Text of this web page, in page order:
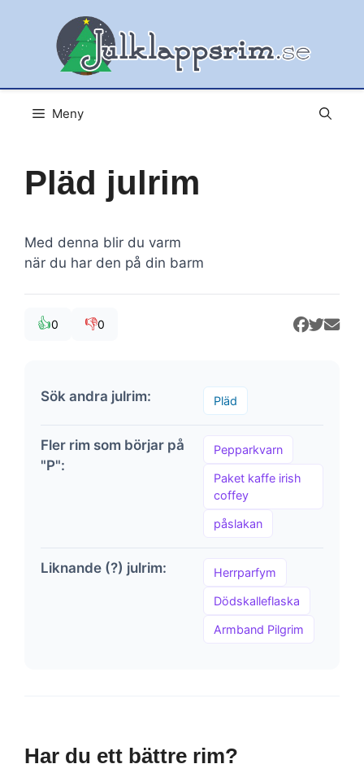
Meny
Pläd julrim
Med denna blir du varm
när du har den på din barm
👍0 👎0
Sök andra julrim: Pläd
Fler rim som börjar på
"P":
Pepparkvarn
Paket kaffe irish
coffey
påslakan
Liknande (?) julrim: Herrparfym
Dödskalleflaska
Armband Pilgrim
Har du ett bättre rim?